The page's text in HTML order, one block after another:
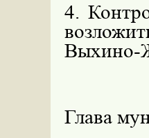
4.
Выхино-
Глава